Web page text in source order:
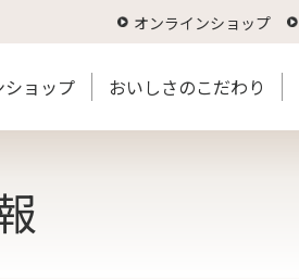
オンラインショップ
ショップ おいしさのこだわり